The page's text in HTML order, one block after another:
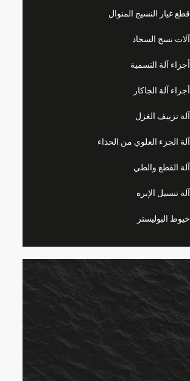
قطع غيار النسيج المنوال
آلات نسج السجاد
أجزاء آلة التسمية
أجزاء آلة الجاكار
آلة تزييف الغزل
آلة الجزء العلوي من الحذاء
آلة القطع والطي
آلة تنسيل الإبرة
خيوط البوليستر